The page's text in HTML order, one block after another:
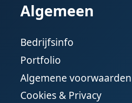
Algemeen
Bedrijfsinfo
Portfolio
Algemene voorwaarden
Cookies & Privacy